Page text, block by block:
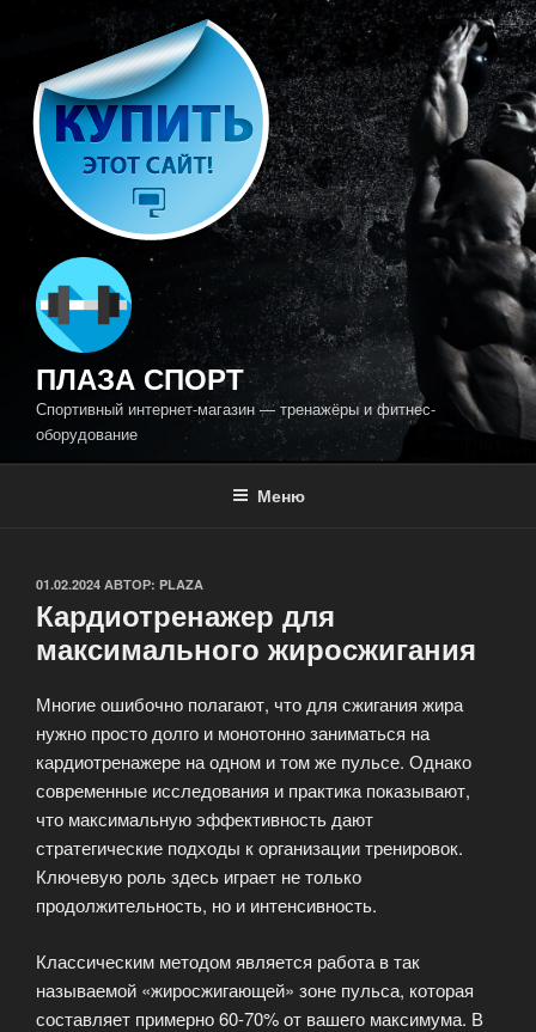
содержимому
ПЛАЗА СПОРТ
Спортивный интернет-магазин — тренажёры и фитнес-
оборудование
Меню
ОПУБЛИКОВАНО
01.02.2024 АВТОР: PLAZA
Кардиотренажер для
максимального жиросжигания
Многие ошибочно полагают, что для сжигания жира
нужно просто долго и монотонно заниматься на
кардиотренажере на одном и том же пульсе. Однако
современные исследования и практика показывают,
что максимальную эффективность дают
стратегические подходы к организации тренировок.
Ключевую роль здесь играет не только
продолжительность, но и интенсивность.
Классическим методом является работа в так
называемой «жиросжигающей» зоне пульса, которая
составляет примерно 60-70% от вашего максимума. В